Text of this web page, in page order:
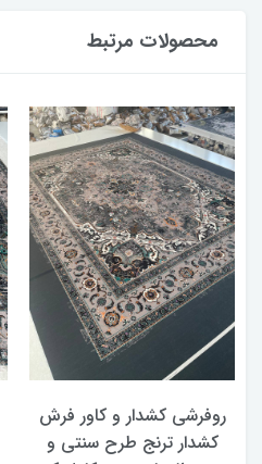
محصولات مرتبط
روفرشی کشدار و کاور فرش
کشدار ترنج طرح سنتی و